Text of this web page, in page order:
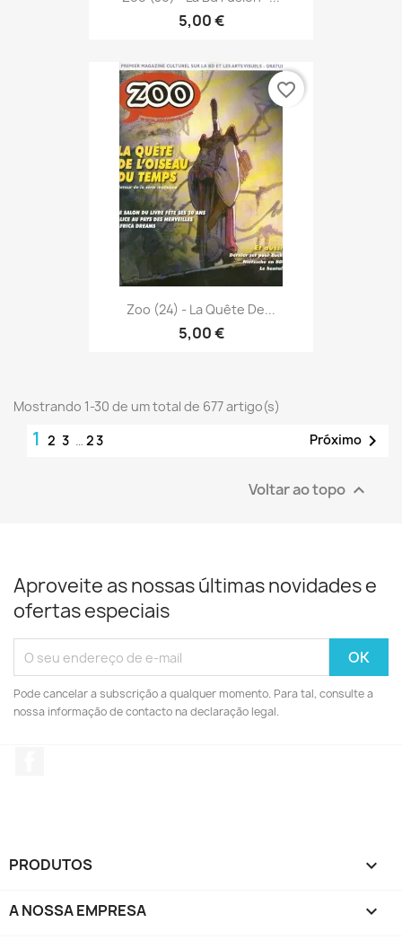
5,00 €
Zoo (24) - La Quête De...
5,00 €
favorite_border
Mostrando 1-30 de um total de 677 artigo(s)
1 2 3 … 23 Próximo 
Voltar ao topo 
Aproveite as nossas últimas novidades e
ofertas especiais
Pode cancelar a subscrição a qualquer momento. Para tal, consulte a
nossa informação de contacto na declaração legal.
PRODUTOS 
A NOSSA EMPRESA 